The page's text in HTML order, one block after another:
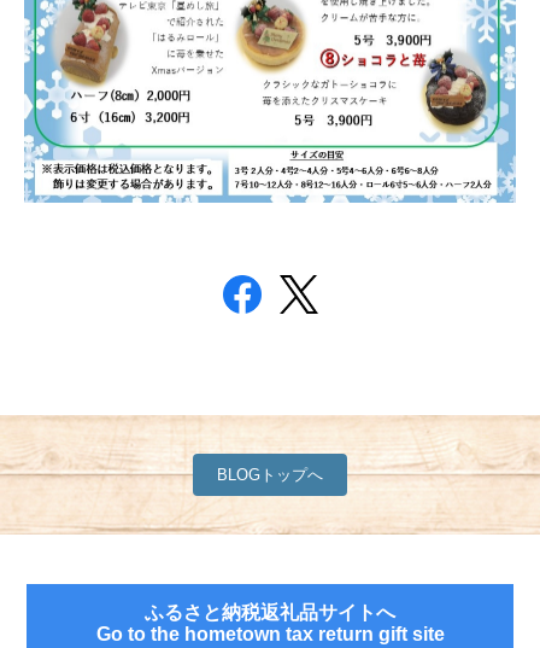
BLOGトップへ
ふるさと納税返礼品サイトへ
Go to the hometown tax return gift site